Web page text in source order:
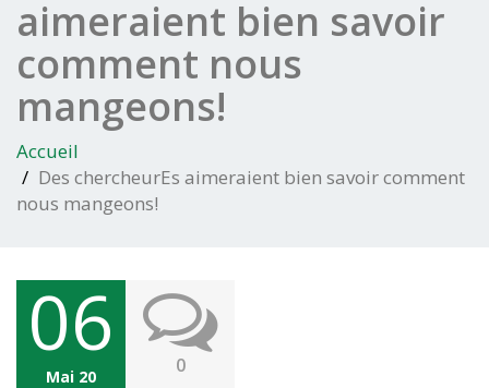
aimeraient bien savoir
comment nous
mangeons!
Accueil
Des chercheurEs aimeraient bien savoir comment
nous mangeons!
06
Mai 20 0